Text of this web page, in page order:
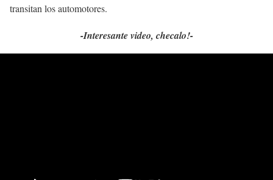
transitan los automotores.
-Interesante video, checalo!-